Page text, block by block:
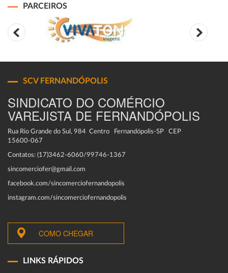
PARCEIROS
SCV FERNANDÓPOLIS
SINDICATO DO COMÉRCIO
VAREJISTA DE FERNANDÓPOLIS
Rua Rio Grande do Sul, 984 Centro Fernandópolis-SP CEP
15600-067
Contatos: (17)3462-6060/99746-1367
sincomerciofer@gmail.com
facebook.com/sincomerciofernandopolis
instagram.com/sincomerciofernandopolis
COMO CHEGAR
LINKS RÁPIDOS